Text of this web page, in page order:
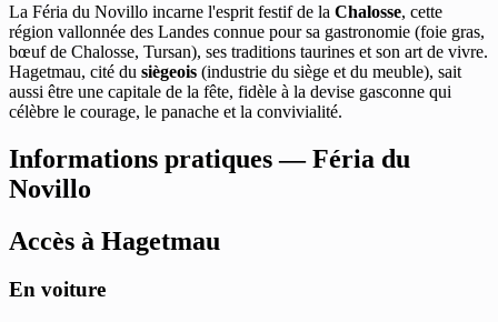
La Féria du Novillo incarne l'esprit festif de la Chalosse, cette
région vallonnée des Landes connue pour sa gastronomie (foie gras,
bœuf de Chalosse, Tursan), ses traditions taurines et son art de vivre.
Hagetmau, cité du siègeois (industrie du siège et du meuble), sait
aussi être une capitale de la fête, fidèle à la devise gasconne qui
célèbre le courage, le panache et la convivialité.
Informations pratiques — Féria du
Novillo
Accès à Hagetmau
En voiture